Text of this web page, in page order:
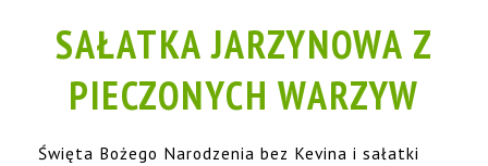
SAŁATKA JARZYNOWA Z
PIECZONYCH WARZYW
Święta Bożego Narodzenia bez Kevina i sałatki